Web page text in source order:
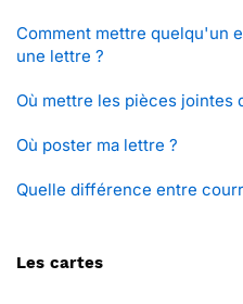
Comment mettre quelqu'un
une lettre ?
Où mettre les pièces jointes
Où poster ma lettre ?
Quelle différence entre
Les cartes